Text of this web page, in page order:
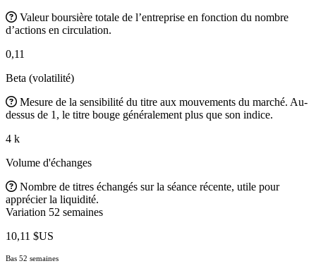
Valeur boursière totale de l’entreprise en fonction du nombre
d’actions en circulation.
0,11
Beta (volatilité)
Mesure de la sensibilité du titre aux mouvements du marché. Au-
dessus de 1, le titre bouge généralement plus que son indice.
4 k
Volume d'échanges
Nombre de titres échangés sur la séance récente, utile pour
apprécier la liquidité.
Variation 52 semaines
10,11 $US
Bas 52 semaines